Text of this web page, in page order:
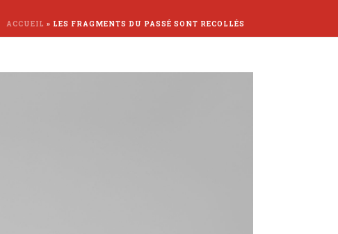
ACCUEIL » LES FRAGMENTS DU PASSÉ SONT RECOLLÉS